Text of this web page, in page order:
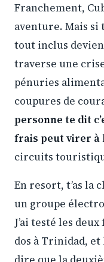
Franchement,
aventure. Mais si
tout inclus
traverse une
pénuries
coupures de
personne te dit
frais peut virer à
circuits
En resort, t’as la
un groupe
J’ai testé les
dos à Trinidad,